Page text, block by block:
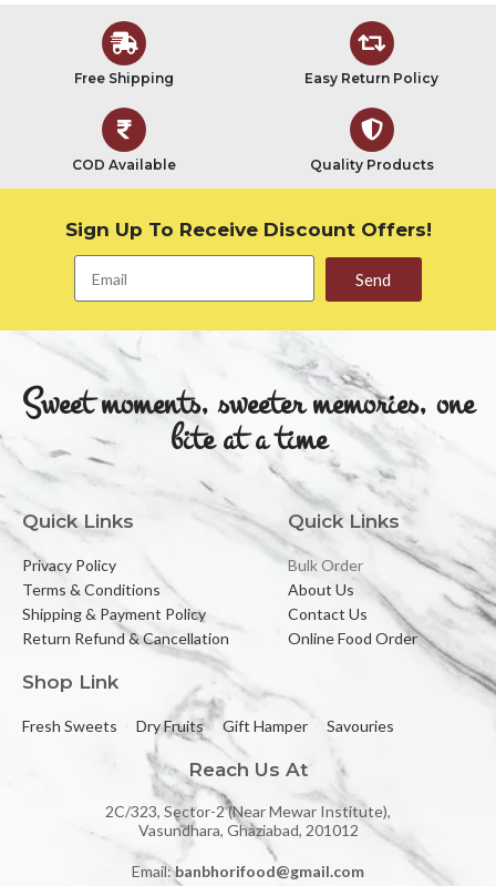
Free Shipping Easy Return Policy
COD Available Quality Products
Sign Up To Receive Discount Offers!
Send
Sweet moments, sweeter memories, one
bite at a time
Quick Links
Privacy Policy
Terms & Conditions
Shipping & Payment Policy
Return Refund & Cancellation
Quick Links
Bulk Order
About Us
Contact Us
Online Food Order
Shop Link
Fresh Sweets Dry Fruits Gift Hamper Savouries
Reach Us At
2C/323, Sector-2 (Near Mewar Institute),
Vasundhara, Ghaziabad, 201012
Email:banbhorifood@gmail.com